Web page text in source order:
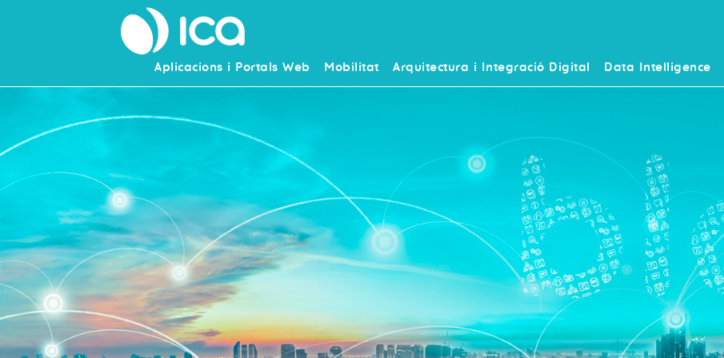
Aplicacions i Portals Web Mobilitat Arquitectura i Integració Digital Data Intelligence